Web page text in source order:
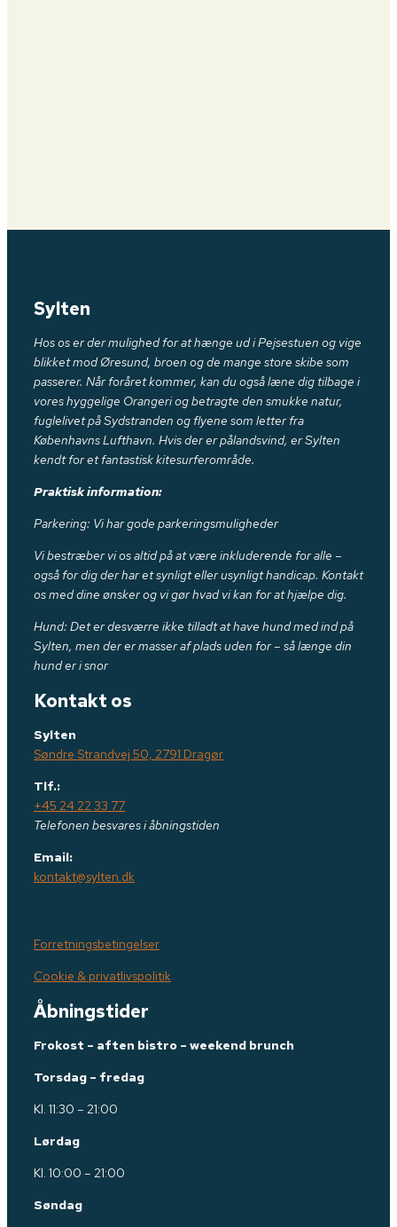
Sylten
Hos os er der mulighed for at hænge ud i Pejsestuen og vige
blikket mod Øresund, broen og de mange store skibe som
passerer. Når foråret kommer, kan du også læne dig tilbage i
vores hyggelige Orangeri og betragte den smukke natur,
fuglelivet på Sydstranden og flyene som letter fra
Københavns Lufthavn. Hvis der er pålandsvind, er Sylten
kendt for et fantastisk kitesurferområde.
Praktisk information:
Parkering: Vi har gode parkeringsmuligheder
Vi bestræber vi os altid på at være inkluderende for alle –
også for dig der har et synligt eller usynligt handicap. Kontakt
os med dine ønsker og vi gør hvad vi kan for at hjælpe dig.
Hund: Det er desværre ikke tilladt at have hund med ind på
Sylten, men der er masser af plads uden for – så længe din
hund er i snor
Kontakt os
Sylten
Søndre Strandvej 50, 2791 Dragør
Tlf.:
+45 24 22 33 77
Telefonen besvares i åbningstiden
Email:
kontakt@sylten.dk
Forretningsbetingelser
Cookie & privatlivspolitik
Åbningstider
Frokost – aften bistro – weekend brunch
Torsdag – fredag
Kl. 11:30 – 21:00
Lørdag
Kl. 10:00 – 21:00
Søndag